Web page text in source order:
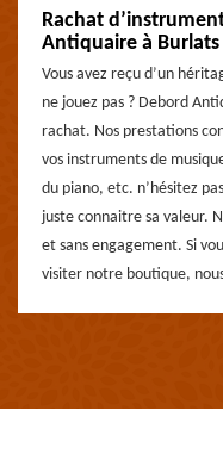
Rachat
Antiquaire à Burlats
Vous avez reçu d’un
ne jouez pas ? Debord
rachat. Nos prestations
vos instruments de
du piano, etc. n’hésitez
juste connaitre sa valeur.
et sans engagement. Si
visiter notre boutique,